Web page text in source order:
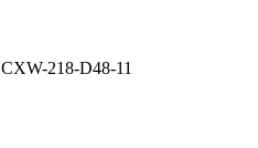
CXW-218-D48-11